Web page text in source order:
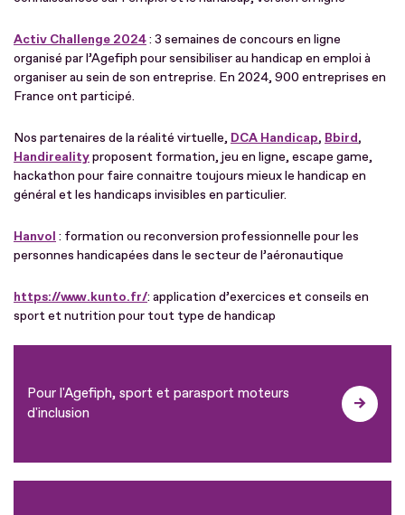
Activ Challenge 2024: 3 semaines de concours en ligne
organisé par l’Agefiph pour sensibiliser au handicap en emploi à
organiser au sein de son entreprise. En 2024, 900 entreprises en
France ont participé.
Nos partenaires de la réalité virtuelle, DCA Handicap, Bbird,
Handirealityproposent formation, jeu en ligne, escape game,
hackathon pour faire connaitre toujours mieux le handicap en
général et les handicaps invisibles en particulier.
Hanvol : formation ou reconversion professionnelle pour les
personnes handicapées dans le secteur de l’aéronautique
https://www.kunto.fr/: application d’exercices et conseils en
sport et nutrition pour tout type de handicap
Pour l'Agefiph, sport et parasport moteurs
d'inclusion